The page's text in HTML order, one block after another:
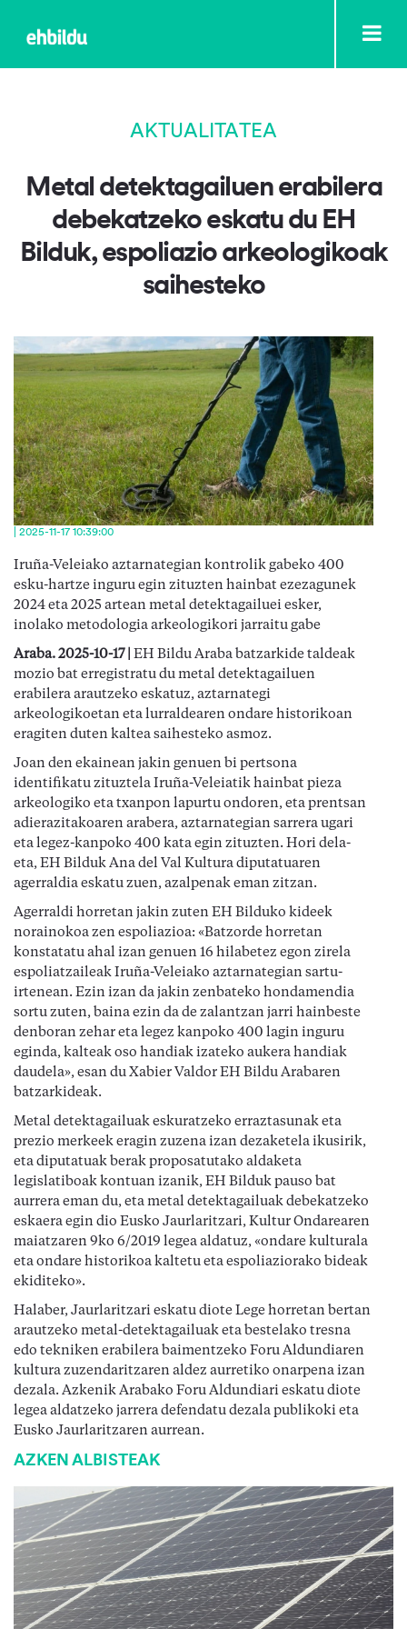
AKTUALITATEA
Metal detektagailuen erabilera
debekatzeko eskatu du EH
Bilduk, espoliazio arkeologikoak
saihesteko
| 2025-11-17 10:39:00
Iruña-Veleiako aztarnategian kontrolik gabeko 400
esku-hartze inguru egin zituzten hainbat ezezagunek
2024 eta 2025 artean metal detektagailuei esker,
inolako metodologia arkeologikori jarraitu gabe
Araba. 2025-10-17 | EH Bildu Araba batzarkide taldeak
mozio bat erregistratu du metal detektagailuen
erabilera arautzeko eskatuz, aztarnategi
arkeologikoetan eta lurraldearen ondare historikoan
eragiten duten kaltea saihesteko asmoz.
Joan den ekainean jakin genuen bi pertsona
identifikatu zituztela Iruña-Veleiatik hainbat pieza
arkeologiko eta txanpon lapurtu ondoren, eta prentsan
adierazitakoaren arabera, aztarnategian sarrera ugari
eta legez-kanpoko 400 kata egin zituzten. Hori dela-
eta, EH Bilduk Ana del Val Kultura diputatuaren
agerraldia eskatu zuen, azalpenak eman zitzan.
Agerraldi horretan jakin zuten EH Bilduko kideek
norainokoa zen espoliazioa: «Batzorde horretan
konstatatu ahal izan genuen 16 hilabetez egon zirela
espoliatzaileak Iruña-Veleiako aztarnategian sartu-
irtenean. Ezin izan da jakin zenbateko hondamendia
sortu zuten, baina ezin da de zalantzan jarri hainbeste
denboran zehar eta legez kanpoko 400 lagin inguru
eginda, kalteak oso handiak izateko aukera handiak
daudela», esan du Xabier Valdor EH Bildu Arabaren
batzarkideak.
Metal detektagailuak eskuratzeko erraztasunak eta
prezio merkeek eragin zuzena izan dezaketela ikusirik,
eta diputatuak berak proposatutako aldaketa
legislatiboak kontuan izanik, EH Bilduk pauso bat
aurrera eman du, eta metal detektagailuak debekatzeko
eskaera egin dio Eusko Jaurlaritzari, Kultur Ondarearen
maiatzaren 9ko 6/2019 legea aldatuz, «ondare kulturala
eta ondare historikoa kaltetu eta espoliaziorako bideak
ekiditeko».
Halaber, Jaurlaritzari eskatu diote Lege horretan bertan
arautzeko metal-detektagailuak eta bestelako tresna
edo tekniken erabilera baimentzeko Foru Aldundiaren
kultura zuzendaritzaren aldez aurretiko onarpena izan
dezala. Azkenik Arabako Foru Aldundiari eskatu diote
legea aldatzeko jarrera defendatu dezala publikoki eta
Eusko Jaurlaritzaren aurrean.
AZKEN ALBISTEAK